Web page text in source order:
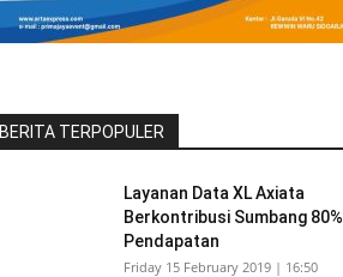
BERITA TERPOPULER
Layanan Data XL Axiata
Berkontribusi Sumbang 80%
Pendapatan
Friday 15 February 2019 | 16:50